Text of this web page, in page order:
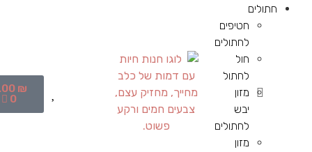
חתולים
חטיפים
לחתולים
חול
לחתול
מזון
יבש
לחתולים
מזון
₪
0